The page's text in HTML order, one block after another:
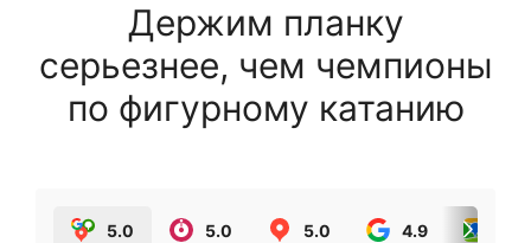
Держим планку
серьезнее, чем чемпионы
по фигурному катанию
5.0 5.0 5.0 4.9